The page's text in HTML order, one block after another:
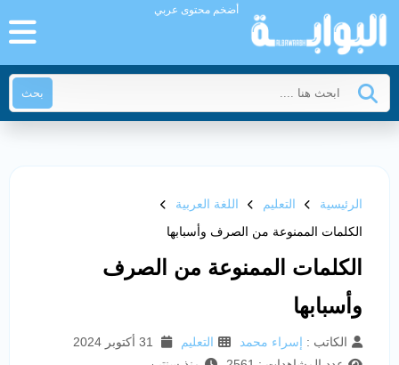
أضخم محتوى عربي
بحث
الرئيسية التعليم
اللغة العربية
الكلمات الممنوعة من الصرف وأسبابها
الكلمات الممنوعة من الصرف
وأسبابها
الكاتب : إسراء محمد التعليم